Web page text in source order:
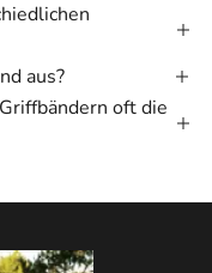
aus?
oft die